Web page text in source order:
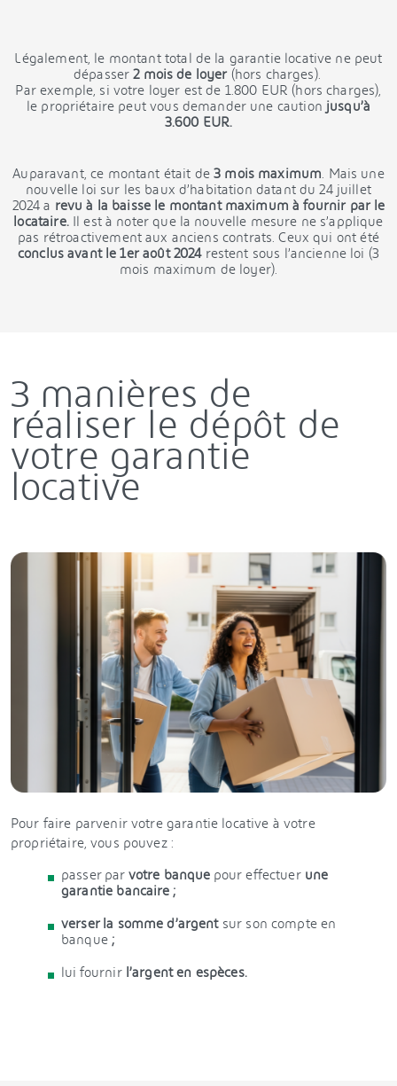
Légalement, le montant total de la garantie locative ne peut
dépasser2 mois de loyer (hors charges).
Par exemple, si votre loyer est de 1.800 EUR (hors charges),
le propriétaire peut vous demander une caution jusqu’à
3.600 EUR.
Auparavant, ce montant était de3 mois maximum. Mais une
nouvelle loi sur les baux d’habitation datant du 24 juillet
2024 a revu à la baisse le montant maximum à fournir par le
locataire.Il est à noter que la nouvelle mesure ne s’applique
pas rétroactivement aux anciens contrats. Ceux qui ont été
conclus avant le 1er août 2024 restent sous l’ancienne loi (3
mois maximum de loyer).
3 manières de
réaliser le dépôt de
votre garantie
locative
Pour faire parvenir votre garantie locative à votre
propriétaire, vous pouvez :
passer par votre banque pour effectuerune
garantie bancaire ;
verser la somme d’argent sur son compte en
banque;
lui fournir l’argent en espèces.